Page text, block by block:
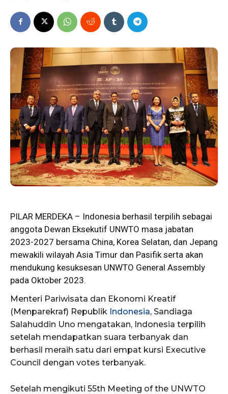
PILAR MERDEKA – Indonesia berhasil terpilih sebagai
anggota Dewan Eksekutif UNWTO masa jabatan
2023-2027 bersama China, Korea Selatan, dan Jepang
mewakili wilayah Asia Timur dan Pasifik serta akan
mendukung kesuksesan UNWTO General Assembly
pada Oktober 2023.
Menteri Pariwisata dan Ekonomi Kreatif
(Menparekraf) Republik Indonesia, Sandiaga
Salahuddin Uno mengatakan, Indonesia terpilih
setelah mendapatkan suara terbanyak dan
berhasil meraih satu dari empat kursi Executive
Council dengan votes terbanyak.
Setelah mengikuti 55th Meeting of the UNWTO